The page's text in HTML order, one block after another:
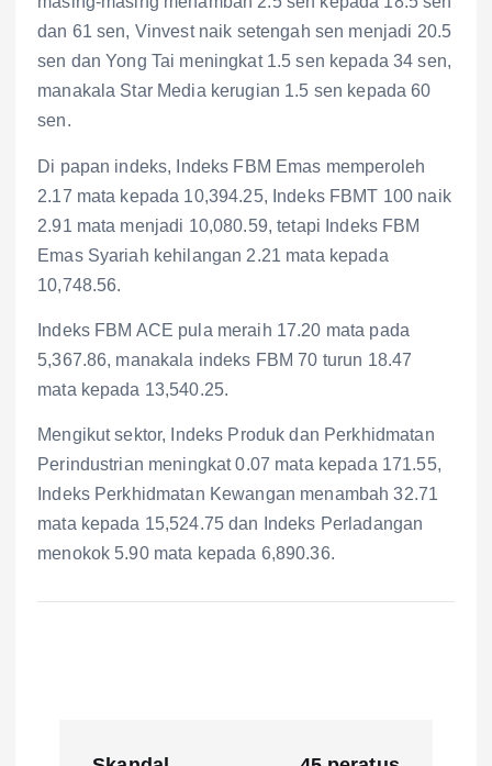
dan 61 sen, Vinvest naik setengah sen menjadi 20.5
sen dan Yong Tai meningkat 1.5 sen kepada 34 sen,
manakala Star Media kerugian 1.5 sen kepada 60
sen.
Di papan indeks, Indeks FBM Emas memperoleh
2.17 mata kepada 10,394.25, Indeks FBMT 100 naik
2.91 mata menjadi 10,080.59, tetapi Indeks FBM
Emas Syariah kehilangan 2.21 mata kepada
10,748.56.
Indeks FBM ACE pula meraih 17.20 mata pada
5,367.86, manakala indeks FBM 70 turun 18.47
mata kepada 13,540.25.
Mengikut sektor, Indeks Produk dan Perkhidmatan
Perindustrian meningkat 0.07 mata kepada 171.55,
Indeks Perkhidmatan Kewangan menambah 32.71
mata kepada 15,524.75 dan Indeks Perladangan
menokok 5.90 mata kepada 6,890.36.